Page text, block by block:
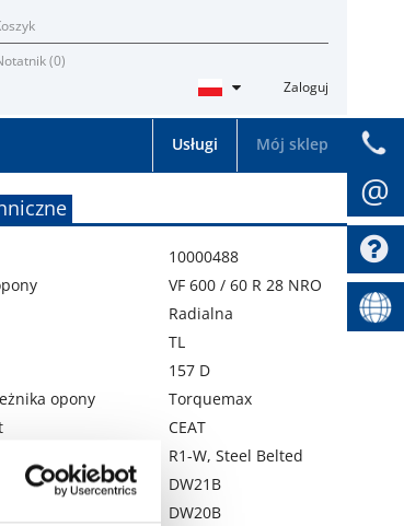
(0)
Zaloguj
Mój sklep
Usługi
10000488
VF 600 / 60 R 28 NRO
Radialna
TL
157 D
opony
Torquemax
CEAT
R1-W, Steel Belted
DW21B
DW20B
@